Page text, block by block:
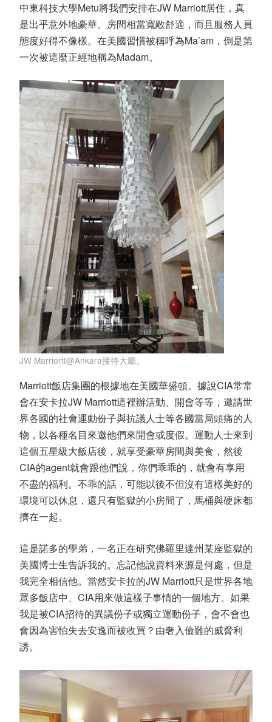
中東科技大學Metu將我們安排在JW Marriott居住，真
是出乎意外地豪華。房間相當寬敞舒適，而且服務人員
態度好得不像樣。在美國習慣被稱呼為Ma’am，倒是第
一次被這麼正經地稱為Madam。
JW Marriortt@Ankara接待大廳。
Marriott飯店集團的根據地在美國華盛頓。據說CIA常常
會在安卡拉JW Marriott這裡辦活動、開會等等，邀請世
界各國的社會運動份子與抗議人士等各國當局頭痛的人
物，以各種名目來邀他們來開會或度假。運動人士來到
這個五星級大飯店後，就享受豪華房間與美食，然後
CIA的agent就會跟他們說，你們乖乖的，就會有享用
不盡的福利。不乖的話，可能以後不但沒有這樣美好的
環境可以休息，還只有監獄的小房間了，馬桶與硬床都
擠在一起。
這是諾多的學弟，一名正在研究佛羅里達州某座監獄的
美國博士生告訴我的。忘記他說資料來源是何處，但是
我完全相信他。當然安卡拉的JW Marriott只是世界各地
眾多飯店中、CIA用來做這樣子事情的一個地方。如果
我是被CIA招待的異議份子或獨立運動份子，會不會也
會因為害怕失去安逸而被收買？由奢入儉難的威脅利
誘。